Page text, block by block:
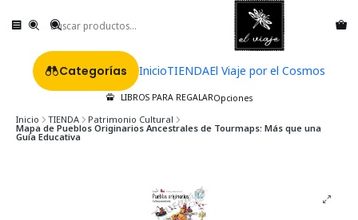
Categorías InicioTIENDAEl Viaje por el Cosmos
LIBROS PARA REGALAROpciones
Inicio TIENDA Patrimonio Cultural
Mapa de Pueblos Originarios Ancestrales de Tourmaps: Más que una
Guía Educativa